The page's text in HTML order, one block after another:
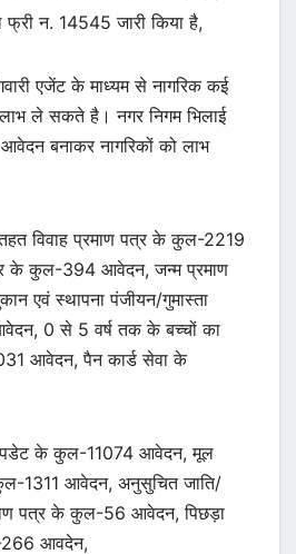
न. 14545 जारी किया है,
एजेंट के माध्यम से नागरिक कई
ले सकते है। नगर निगम भिलाई
बनाकर नागरिकों को लाभ
विवाह प्रमाण पत्र के कुल-2219
के कुल-394 आवेदन, जन्म प्रमाण
एवं स्थापना पंजीयन/गुमास्ता
0 से 5 वर्ष तक के बच्चों का
आवेदन, पैन कार्ड सेवा के
के कुल-11074 आवेदन, मूल
1311 आवेदन, अनुसुचित जाति/
पत्र के कुल-56 आवेदन, पिछड़ा
266 आवदेन,